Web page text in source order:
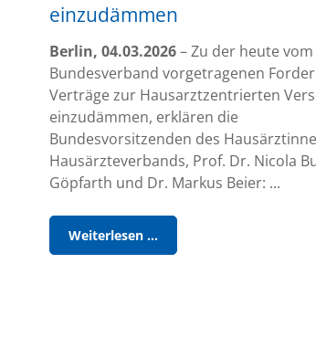
einzudämmen
Berlin, 04.03.2026– Zu der heute vom
Bundesverband vorgetragenen
Verträge zur Hausarztzentrierten
einzudämmen, erklären die
Bundesvorsitzenden des
Hausärzteverbands, Prof. Dr. Nicola
Göpfarth und Dr. Markus Beier: ...
Weiterlesen …Pressestatement
des